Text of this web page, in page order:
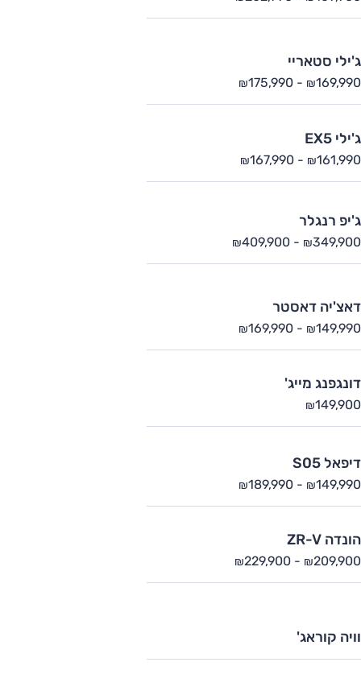
ג'ילי סטאריי
₪169,990
-
₪175,990
ג'ילי EX5
₪161,990
-
₪167,990
ג'יפ רנגלר
₪349,900
-
₪409,900
דאצ'יה דאסטר
₪149,990
-
₪169,990
דונגפנג מייג'
₪149,900
דיפאל S05
₪149,990
-
₪189,990
הונדה ZR-V
₪209,900
-
₪229,900
וויה קוראג'